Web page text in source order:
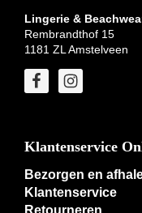
Lingerie &
Rembrandthof 15
1181 ZL Amstelveen
Klantenservice
Bezorgen en
Klantenservice
Retourneren